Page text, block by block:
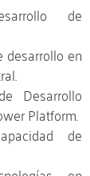
de
desarrollo en
Desarrollo
Platform.
de